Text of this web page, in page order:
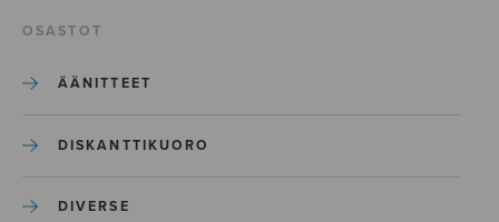
OSASTOT
ÄÄNITTEET
DISKANTTIKUORO
DIVERSE